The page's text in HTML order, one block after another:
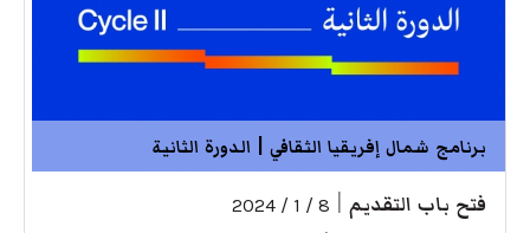
برنامج شمال إفريقيا الثقافي | الدورة الثانية
فتح باب التقديم 8 / 1 / 2024